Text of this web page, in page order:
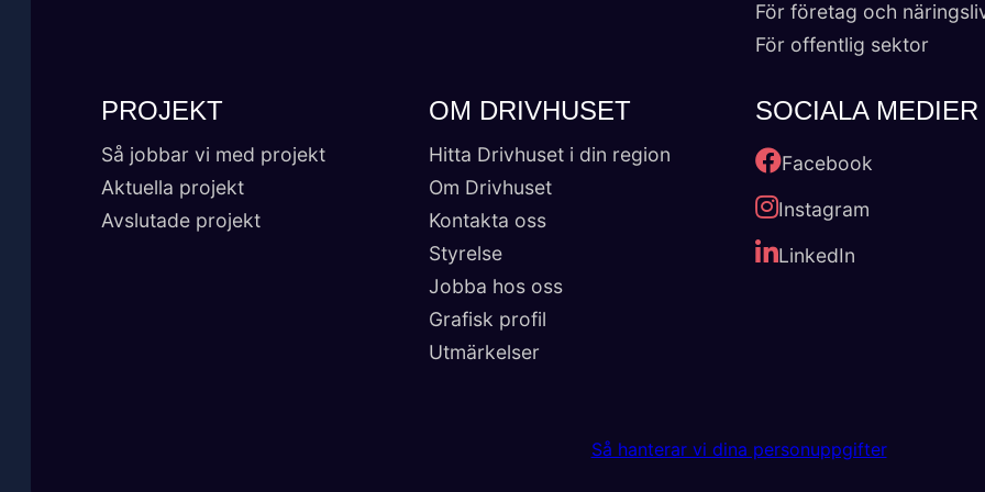
För företag och
För offentlig sektor
PROJEKT
Så jobbar vi med projekt
Aktuella projekt
Avslutade projekt
OM DRIVHUSET
Hitta Drivhuset i din region
Om Drivhuset
Kontakta oss
Styrelse
Jobba hos oss
Grafisk profil
Utmärkelser
SOCIALA MEDIER
Facebook
Instagram
LinkedIn
Så hanterar vi dina personuppgifter